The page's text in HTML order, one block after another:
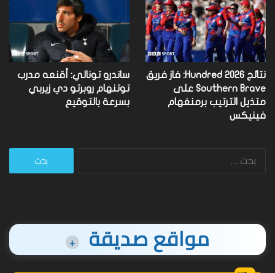
نتائج Hundred 2026: فاز فريق
Southern Brave على
متذيل الترتيب برمنغهام
فينيكس
ساندرو تونالي: أقنعه مدرب
توتنهام روبرتو دي زيربي
بسرعة بالتوقيع
البحث
مواقع صديقة +